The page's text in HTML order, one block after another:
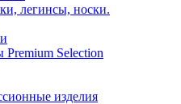
легинсы, носки.
Premium Selection
изделия